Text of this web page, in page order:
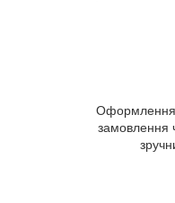
Оформлення
замовлення